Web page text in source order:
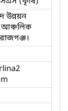
উন্নয়ন
আঞ্চলিক